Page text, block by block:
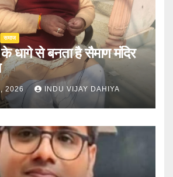
समाज
धागे से बनता है सैमाण मंदिर
2026 INDU VIJAY DAHIYA